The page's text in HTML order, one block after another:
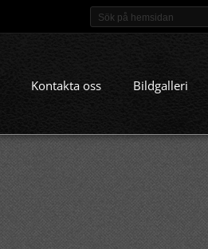
Kontakta oss Bildgalleri